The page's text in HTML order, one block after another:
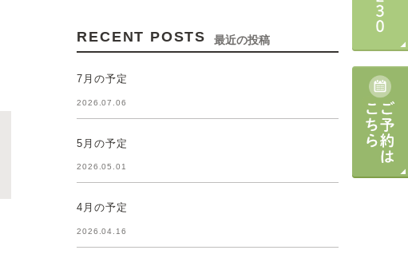
RECENT POSTS 最近の投稿
7月の予定
2026.07.06
5月の予定
2026.05.01
4月の予定
2026.04.16